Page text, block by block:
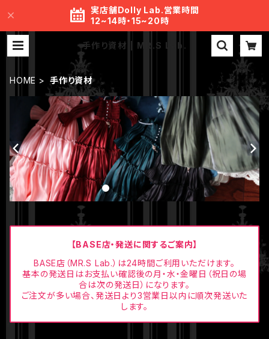
実店舗Dolly Lab.営業時間
12~14時・15~20時
手作り資材 | MR.S Lab.
HOME 手作り資材
【BASE店・発送に関するご案内】
BASE店（MR.S Lab.）は24時間ご利用いただけます。
基本の発送日はお支払い確認後の月・水・金曜日（祝日の場
合は次の発送日）になります。
ご注文が多い場合、発送日より3営業日以内に順次発送いた
します。